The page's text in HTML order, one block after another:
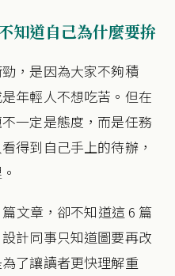
知道自己為什麼要拚
，是因為大家不夠積
年輕人不想吃苦。但在
一定是態度，而是任務
得到自己手上的待辦，
文章，卻不知道這 6 篇
計同事只知道圖要再改
了讓讀者更快理解重